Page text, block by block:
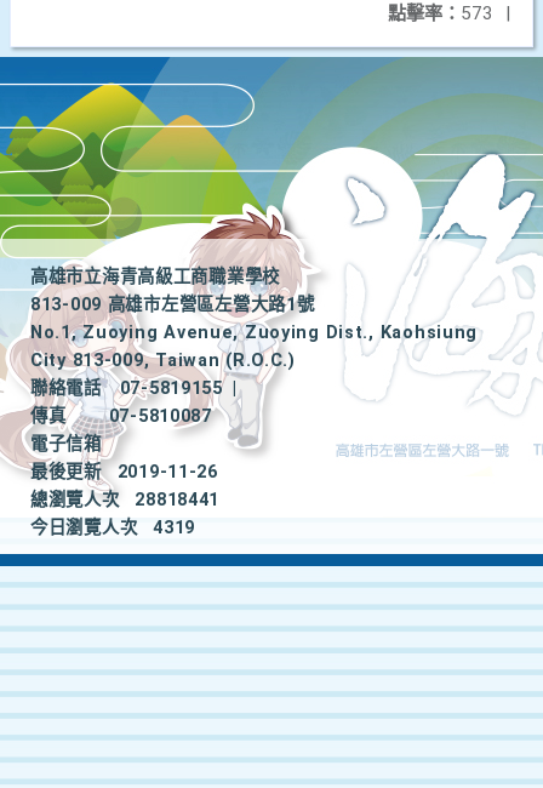
點擊率： 573 |
高雄市立海青高級工商職業學校
813-009 高雄市左營區左營大路1號
No.1, Zuoying Avenue, Zuoying Dist., Kaohsiung
City 813-009, Taiwan (R.O.C.)
聯絡電話
07-5819155
|
傳真
07-5810087
電子信箱
最後更新
2019-11-26
總瀏覽人次
28818441
今日瀏覽人次
4319